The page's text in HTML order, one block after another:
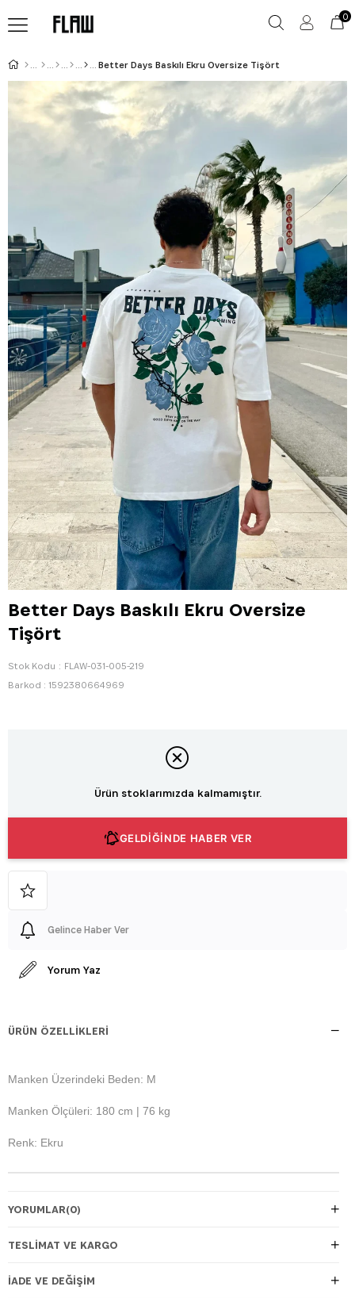
0
Better Days Baskılı Ekru Oversize Tişört
Better Days Baskılı Ekru Oversize
Tişört
Stok Kodu
FLAW-031-005-219
Barkod : 1592380664969
Ürün stoklarımızda kalmamıştır.
GELDİĞİNDE HABER VER
Gelince Haber Ver
Yorum Yaz
ÜRÜN ÖZELLIKLERI
Manken Üzerindeki Beden: M
Manken Ölçüleri: 180 cm | 76 kg
Renk: Ekru
YORUMLAR(0)
TESLIMAT VE KARGO
İADE VE DEĞIŞIM